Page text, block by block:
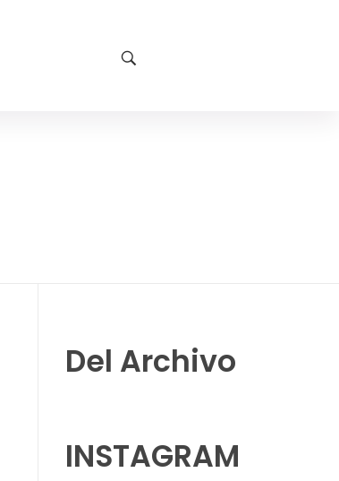
Del Archivo
INSTAGRAM